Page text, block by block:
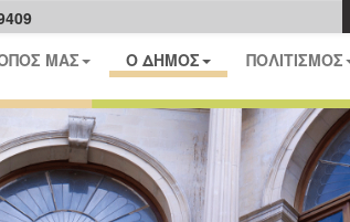
ΜΑΣ Ο ΔΗΜΟΣ ΠΟΛΙΤΙΣΜΟΣ